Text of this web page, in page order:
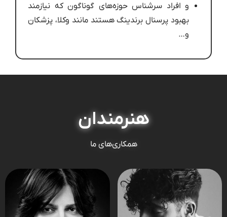
و افراد سرشناس حوزه‌های گوناگون که نیازمند
بهبود پرسنال برندینگ هستند مانند وکلا، پزشکان
و…
هنرمندان
همکاری‌های ما